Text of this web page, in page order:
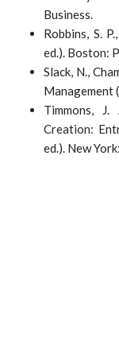
Business.
Robbins, S.
ed.). Boston:
Slack, N.,
Management
Timmons,
Creation:
ed.). New